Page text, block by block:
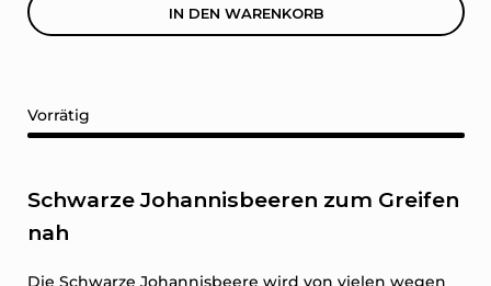
IN DEN WARENKORB
Vorrätig
Schwarze Johannisbeeren zum Greifen
nah
Die Schwarze Johannisbeere wird von vielen wegen